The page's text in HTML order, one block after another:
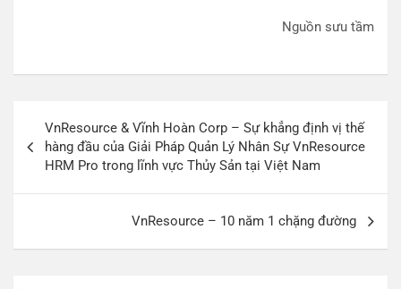
Nguồn sưu tầm
hướng
viết
VnResource & Vĩnh Hoàn Corp – Sự khẳng định vị thế
hàng đầu của Giải Pháp Quản Lý Nhân Sự VnResource
HRM Pro trong lĩnh vực Thủy Sản tại Việt Nam
VnResource – 10 năm 1 chặng đường